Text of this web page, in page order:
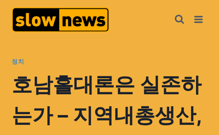
정치
호남홀대론은 실존하
는가 – 지역내총생산,